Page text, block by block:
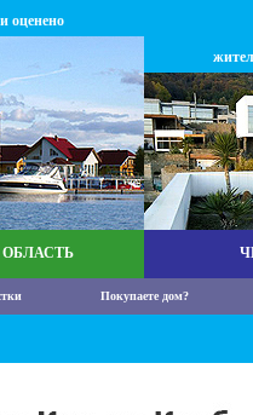
оценено
Покупаете дом?